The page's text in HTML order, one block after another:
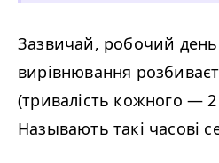
Зазвичай, робочий
вирівнювання
(тривалість кожного —
Называють такі часові